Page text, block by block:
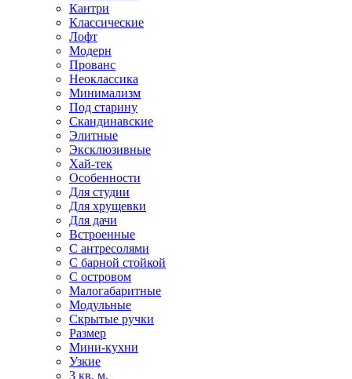
Кантри
Классические
Лофт
Модерн
Прованс
Неоклассика
Минимализм
Под старину
Скандинавские
Элитные
Эксклюзивные
Хай-тек
Особенности
Для студии
Для хрущевки
Для дачи
Встроенные
С антресолями
С барной стойкой
С островом
Малогабаритные
Модульные
Скрытые ручки
Размер
Мини-кухни
Узкие
3 кв. м.